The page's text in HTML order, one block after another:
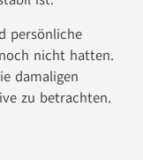
persönliche
nicht hatten.
damaligen
zu betrachten.